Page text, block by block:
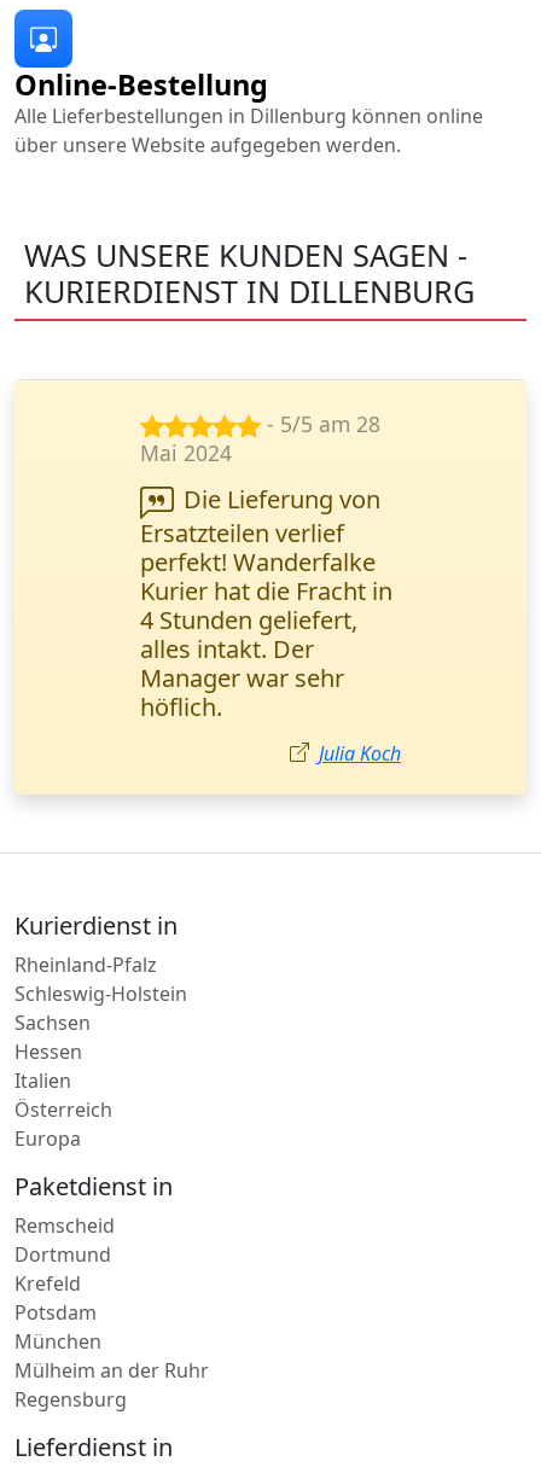
Online-Bestellung
Alle Lieferbestellungen in Dillenburg können online
über unsere Website aufgegeben werden.
WAS UNSERE KUNDEN SAGEN -
KURIERDIENST IN DILLENBURG
- 4/5 am 12
Aug. 2024
Ich habe die
Lieferung eines
Ersatzteils (1
Europalette) bestellt. In
3 Stunden war es da,
die Fracht unversehrt.
Thomas Müller
Schleswig-Holstein
Sachsen
Hessen
Italien
Österreich
Europa
Paketdienst in
Dortmund
Krefeld
Potsdam
München
Mülheim an der Ruhr
Regensburg
Lieferdienst in
Vallendar